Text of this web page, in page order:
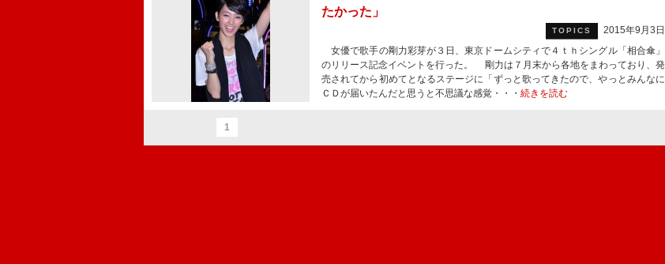
たかった」
TOPICS
2015年9月3日
女優で歌手の剛力彩芽が３日、東京ドームシティで４ｔｈシングル「相合傘」
のリリース記念イベントを行った。 剛力は７月末から各地をまわっており、発
売されてから初めてとなるステージに「ずっと歌ってきたので、やっとみんなに
ＣＤが届いたんだと思うと不思議な感覚・・・ 続きを読む
1